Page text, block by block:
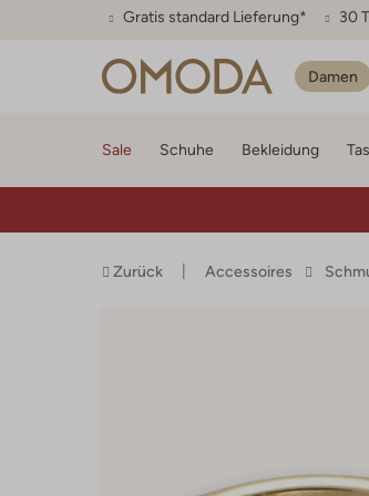
Gratis standard Lieferung* 30
Damen
Sale Schuhe Bekleidung
Zurück Accessoires